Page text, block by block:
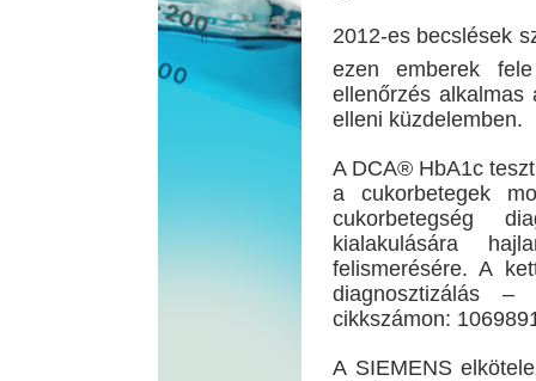
2012-es becslések
ezen emberek
ellenőrzés
elleni küzdelemben.
A DCA® HbA1c
a cukorbetegek
cukorbetegség
kialakulására
felismerésére. A
diagnosztizálás
cikkszámon:
A SIEMENS